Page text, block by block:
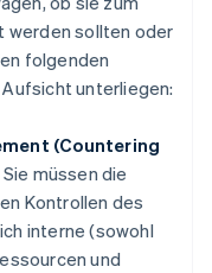
werden sollten oder
folgenden
unterliegen:
(Countering
Sie müssen die
Kontrollen des
interne (sowohl
und